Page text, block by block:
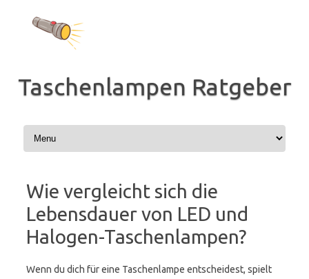
springen
Taschenlampen Ratgeber
Wie vergleicht sich die
Lebensdauer von LED und
Halogen-Taschenlampen?
Wenn du dich für eine Taschenlampe entscheidest, spielt